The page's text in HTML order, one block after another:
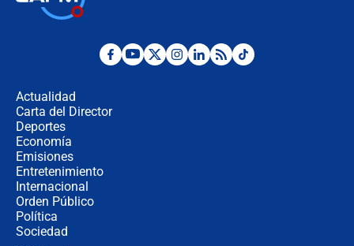
Ministro de Defensa no descarta el
Actualidad
Carta del Director
Deportes
Economía
Emisiones
Entretenimiento
Internacional
Orden Público
Política
Sociedad